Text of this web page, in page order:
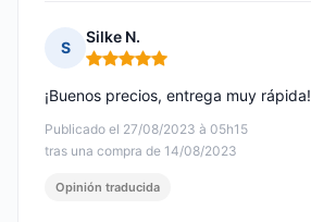
S
Silke N.
Nota: 5 de 5
Publicado el 27/08/2023 à 05h15
tras una compra de 14/08/2023
¡Buenos precios, entrega muy rápida!
Opinión traducida